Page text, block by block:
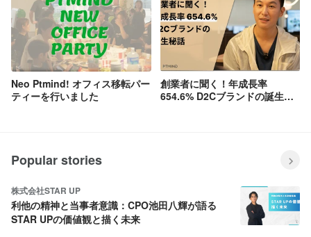
Neo Ptmind! オフィス移転パー
ティーを行いました
創業者に聞く！年成長率
654.6% D2Cブランドの誕生秘
Popular stories
株式会社STAR UP
利他の精神と当事者意識：CPO池田八輝が語る
STAR UPの価値観と描く未来